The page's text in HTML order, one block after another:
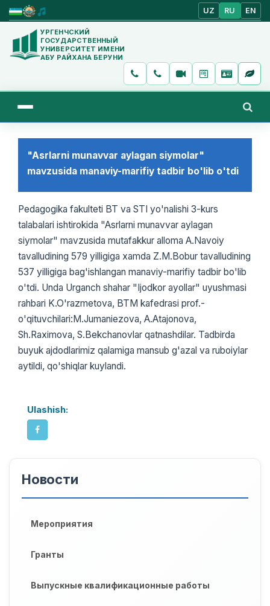
UZ RU EN
УРГЕНЧСКИЙ
ГОСУДАРСТВЕННЫЙ
УНИВЕРСИТЕТ ИМЕНИ
АБУ РАЙХАНА БЕРУНИ
"Asrlarni munavvar aylagan siymolar"
mavzusida manaviy-marifiy tadbir bo'lib o'tdi
Pedagogika fakulteti BT va STI yo'nalishi 3-kurs
talabalari ishtirokida "Asrlarni munavvar aylagan
siymolar" mavzusida mutafakkur alloma A.Navoiy
tavalludining 579 yilligiga xamda Z.M.Bobur tavalludining
537 yilligiga bag'ishlangan manaviy-marifiy tadbir bo'lib
o'tdi. Unda Urganch shahar "Ijodkor ayollar" uyushmasi
rahbari K.O'razmetova, BTM kafedrasi prof.-
o'qituvchilari:M.Jumaniezova, A.Atajonova,
Sh.Raximova, S.Bekchanovlar qatnashdilar. Tadbirda
buyuk ajdodlarimiz qalamiga mansub g'azal va ruboiylar
aytildi, qo'shiqlar kuylandi.
Ulashish:
Новости
Мероприятия
Гранты
Выпускные квалификационные работы